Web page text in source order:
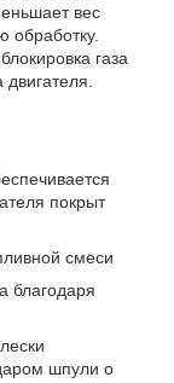
вес
обработку.
газа
покрыт
смеси
благодаря
шпули о